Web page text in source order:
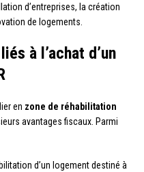
d’entreprises, la création
de logements.
à l’achat d’un
en zone de réhabilitation
avantages fiscaux. Parmi
d’un logement destiné à